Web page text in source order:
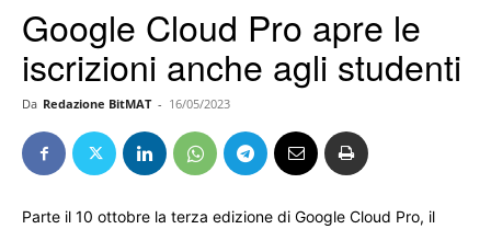
Google Cloud Pro apre le
iscrizioni anche agli studenti
Da Redazione BitMAT - 16/05/2023
Parte il 10 ottobre la terza edizione di Google Cloud Pro, il